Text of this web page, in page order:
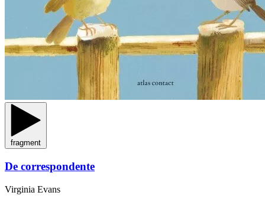
fragment
De correspondente
Virginia Evans